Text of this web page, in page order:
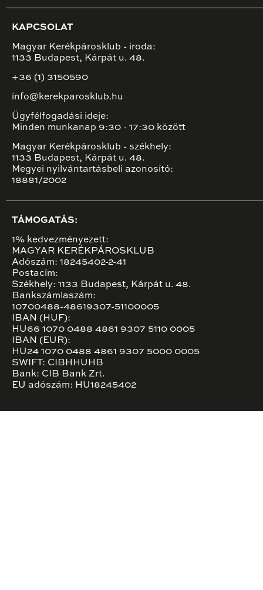
KAPCSOLAT
Magyar Kerékpárosklub - iroda:
1133 Budapest, Kárpát u. 48.
+36 (1) 3150590
info@kerekparosklub.hu
Ügyfélfogadási ideje:
Minden munkanap 9:30 - 17:30 között
Magyar Kerékpárosklub - székhely:
1133 Budapest, Kárpát u. 48.
Megyei nyilvántartásbeli azonosító:
18881/2002
TÁMOGATÁS:
1% kedvezményezett:
MAGYAR KERÉKPÁROSKLUB
Adószám: 18245402-2-41
Postacím:
Székhely: 1133 Budapest, Kárpát u. 48.
Bankszámlaszám:
10700488-48619307-51100005
IBAN (HUF):
HU66 1070 0488 4861 9307 5110 0005
IBAN (EUR):
HU24 1070 0488 4861 9307 5000 0005
SWIFT: CIBHHUHB
Bank: CIB Bank Zrt.
EU adószám: HU18245402